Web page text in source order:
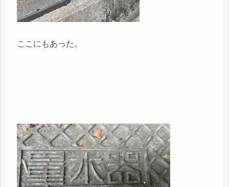
ここにもあった。